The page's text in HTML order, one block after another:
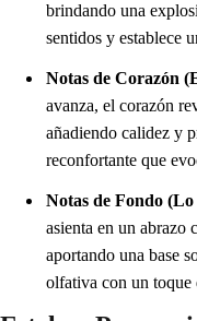
brindando una
sentidos y establece
Notas de Corazón
avanza, el corazón
añadiendo calidez y
reconfortante que
Notas de Fondo
asienta en un abrazo
aportando una base
olfativa con un toque